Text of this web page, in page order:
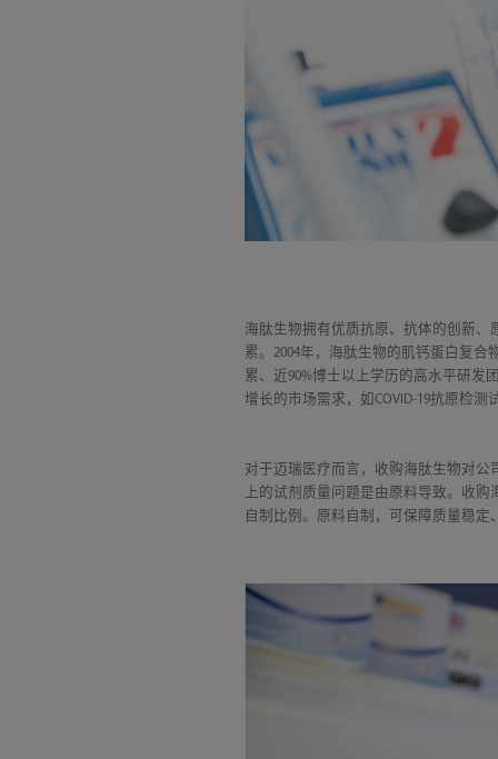
海肽生物拥有优质抗原、抗体的创新
累。2004年，海肽生物的肌钙蛋白复合
累、近90%博士以上学历的高水平研发
增长的市场需求，如COVID-19抗原检
对于迈瑞医疗而言，收购海肽生物对公
上的试剂质量问题是由原料导致。收
自制比例。原料自制，可保障质量稳定